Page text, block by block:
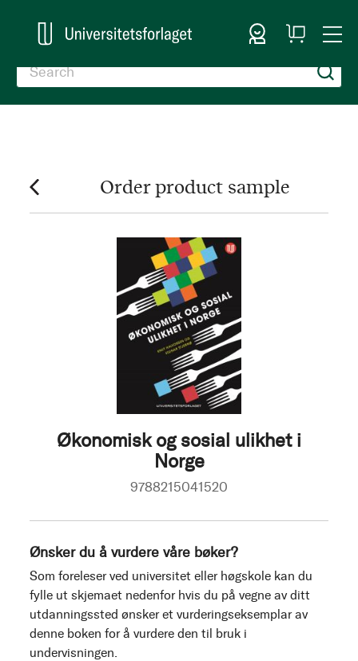
Sign In
My
Cart
Order product sample
Økonomisk og sosial ulikhet i
Norge
9788215041520
Ønsker du å vurdere våre bøker?
Som foreleser ved universitet eller høgskole kan du
fylle ut skjemaet nedenfor hvis du på vegne av ditt
utdanningssted ønsker et vurderingseksemplar av
denne boken for å vurdere den til bruk i
undervisningen.